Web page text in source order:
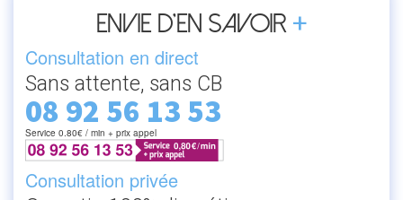
Envie d’en savoir +
Consultation en direct
Sans attente, sans CB
08 92 56 13 53
Service 0.80€ / min + prix appel
Consultation privée